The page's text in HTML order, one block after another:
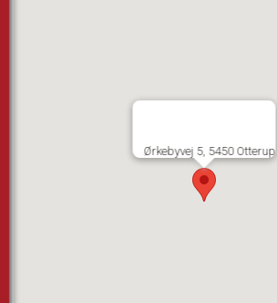
Ørkebyvej 5, 5450 Otterup